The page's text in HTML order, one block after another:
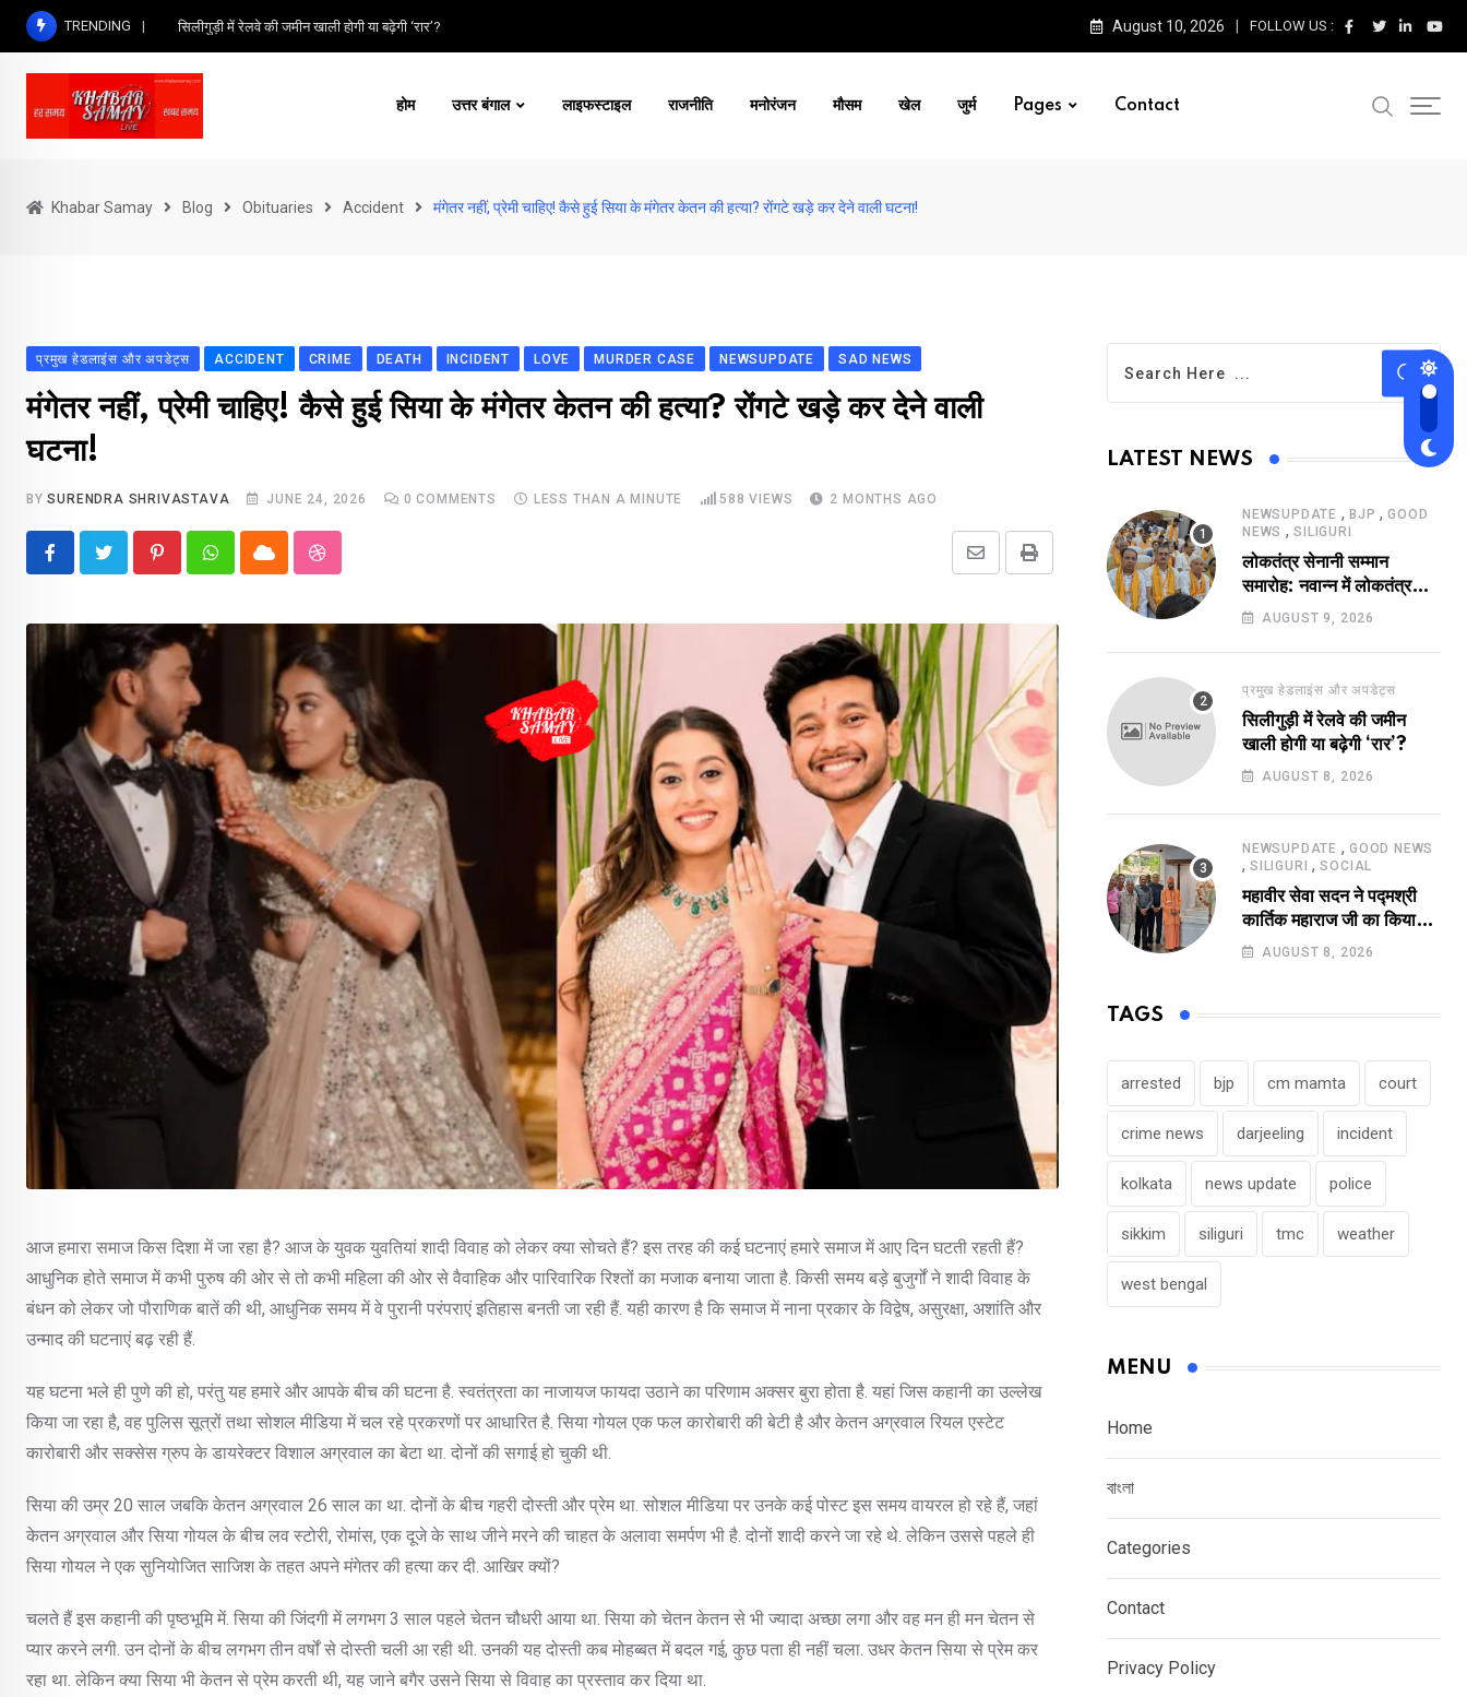
Skip
content
TRENDING सिलीगुड़ी में रेलवे की जमीन खाली होगी या बढ़ेगी ‘रार’? August 10, 2026 FOLLOW US :
होम उत्तर बंगाल लाइफस्टाइल राजनीति मनोरंजन मौसम खेल जुर्म Pages Contact
Khabar Samay Blog Obituaries Accident मंगेतर नहीं, प्रेमी चाहिए! कैसे हुई सिया के मंगेतर केतन की हत्या? रोंगटे खड़े कर देने वाली घटना!
प्रमुख हेडलाइंस और अपडेट्स ACCIDENT CRIME DEATH INCIDENT LOVE MURDER CASE NEWSUPDATE SAD NEWS
मंगेतर नहीं, प्रेमी चाहिए! कैसे हुई सिया के मंगेतर केतन की हत्या? रोंगटे खड़े कर देने वाली
घटना!
BYSURENDRA SHRIVASTAVA JUNE 24, 2026 0 COMMENTS LESS THAN A MINUTE 588 VIEWS 2 MONTHS AGO
PinterestWhatsappCloud StumbleUpon Print
Share
Email
आज हमारा समाज किस दिशा में जा रहा है? आज के युवक युवतियां शादी विवाह को लेकर क्या सोचते हैं? इस तरह की कई घटनाएं हमारे समाज में आए दिन घटती रहती हैं?
आधुनिक होते समाज में कभी पुरुष की ओर से तो कभी महिला की ओर से वैवाहिक और पारिवारिक रिश्तों का मजाक बनाया जाता है. किसी समय बड़े बुजुर्गों ने शादी विवाह के
बंधन को लेकर जो पौराणिक बातें की थी, आधुनिक समय में वे पुरानी परंपराएं इतिहास बनती जा रही हैं. यही कारण है कि समाज में नाना प्रकार के विद्वेष, असुरक्षा, अशांति और
उन्माद की घटनाएं बढ़ रही हैं.
यह घटना भले ही पुणे की हो, परंतु यह हमारे और आपके बीच की घटना है. स्वतंत्रता का नाजायज फायदा उठाने का परिणाम अक्सर बुरा होता है. यहां जिस कहानी का उल्लेख
किया जा रहा है, वह पुलिस सूत्रों तथा सोशल मीडिया में चल रहे प्रकरणों पर आधारित है. सिया गोयल एक फल कारोबारी की बेटी है और केतन अग्रवाल रियल एस्टेट
कारोबारी और सक्सेस ग्रुप के डायरेक्टर विशाल अग्रवाल का बेटा था. दोनों की सगाई हो चुकी थी.
सिया की उम्र 20 साल जबकि केतन अग्रवाल 26 साल का था. दोनों के बीच गहरी दोस्ती और प्रेम था. सोशल मीडिया पर उनके कई पोस्ट इस समय वायरल हो रहे हैं, जहां
केतन अग्रवाल और सिया गोयल के बीच लव स्टोरी, रोमांस, एक दूजे के साथ जीने मरने की चाहत के अलावा समर्पण भी है. दोनों शादी करने जा रहे थे. लेकिन उससे पहले ही
सिया गोयल ने एक सुनियोजित साजिश के तहत अपने मंगेतर की हत्या कर दी. आखिर क्यों?
चलते हैं इस कहानी की पृष्ठभूमि में. सिया की जिंदगी में लगभग 3 साल पहले चेतन चौधरी आया था. सिया को चेतन केतन से भी ज्यादा अच्छा लगा और वह मन ही मन चेतन से
प्यार करने लगी. उन दोनों के बीच लगभग तीन वर्षों से दोस्ती चली आ रही थी. उनकी यह दोस्ती कब मोहब्बत में बदल गई, कुछ पता ही नहीं चला. उधर केतन सिया से प्रेम कर
रहा था. लेकिन क्या सिया भी केतन से प्रेम करती थी, यह जाने बगैर उसने सिया से विवाह का प्रस्ताव कर दिया था.
LATEST NEWS
NEWSUPDATE , BJP ,GOOD
NEWS ,SILIGURI
लोकतंत्र सेनानी सम्मान
समारोह: नवान्न में लोकतंत्र
सेनानियों को किया गया
AUGUST 9, 2026
प्रमुख हेडलाइंस और अपडेट्स
सिलीगुड़ी में रेलवे की जमीन
खाली होगी या बढ़ेगी ‘रार’?
AUGUST 8, 2026
NEWSUPDATE , GOOD NEWS
, SILIGURI ,SOCIAL
महावीर सेवा सदन ने पद्मश्री
कार्तिक महाराज जी का किया
सम्मान !
AUGUST 8, 2026
TAGS
arrested bjp cm mamta court
crime news darjeeling incident
kolkata news update police
sikkim siliguri tmc weather
west bengal
MENU
Home
বাংলা
Categories
Contact
Privacy Policy